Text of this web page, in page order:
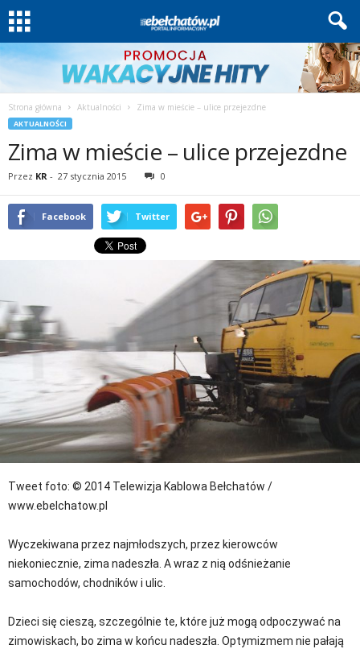
Strona główna Aktualności Zima w mieście – ulice przejezdne
AKTUALNOŚCI
Zima w mieście – ulice przejezdne
Przez KR - 27 stycznia 2015 0
Facebook Twitter
Tweet foto: © 2014 Telewizja Kablowa Bełchatów /
www.ebelchatow.pl
Wyczekiwana przez najmłodszych, przez kierowców
niekoniecznie, zima nadeszła. A wraz z nią odśnieżanie
samochodów, chodników i ulic.
Dzieci się cieszą, szczególnie te, które już mogą odpoczywać na
zimowiskach, bo zima w końcu nadeszła. Optymizmem nie pałają